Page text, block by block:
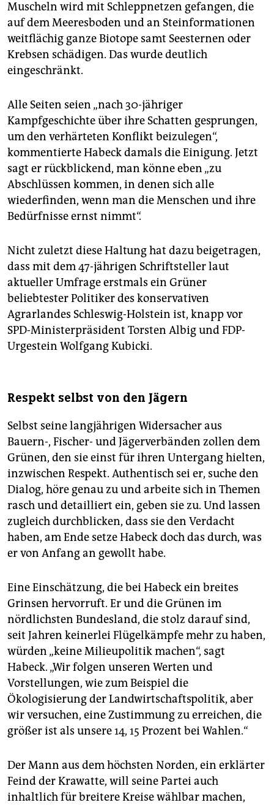
Muscheln wird mit Schleppnetzen gefangen, die
auf dem Meeresboden und an Steinformationen
weitflächig ganze Biotope samt Seesternen oder
Krebsen schädigen. Das wurde deutlich
eingeschränkt.
Alle Seiten seien „nach 30-jähriger
Kampfgeschichte über ihre Schatten gesprungen,
um den verhärteten Konflikt beizulegen“,
kommentierte Habeck damals die Einigung. Jetzt
sagt er rückblickend, man könne eben „zu
Abschlüssen kommen, in denen sich alle
wiederfinden, wenn man die Menschen und ihre
Bedürfnisse ernst nimmt“.
Nicht zuletzt diese Haltung hat dazu beigetragen,
dass mit dem 47-jährigen Schriftsteller laut
aktueller Umfrage erstmals ein Grüner
beliebtester Politiker des konservativen
Agrarlandes Schleswig-Holstein ist, knapp vor
SPD-Ministerpräsident Torsten Albig und FDP-
Urgestein Wolfgang Kubicki.
Respekt selbst von den Jägern
Selbst seine langjährigen Widersacher aus
Bauern-, Fischer- und Jägerverbänden zollen dem
Grünen, den sie einst für ihren Untergang hielten,
inzwischen Respekt. Authentisch sei er, suche den
Dialog, höre genau zu und arbeite sich in Themen
rasch und detailliert ein, geben sie zu. Und lassen
zugleich durchblicken, dass sie den Verdacht
haben, am Ende setze Habeck doch das durch, was
er von Anfang an gewollt habe.
Eine Einschätzung, die bei Habeck ein breites
Grinsen hervorruft. Er und die Grünen im
nördlichsten Bundesland, die stolz darauf sind,
seit Jahren keinerlei Flügelkämpfe mehr zu haben,
würden „keine Milieupolitik machen“, sagt
Habeck. „Wir folgen unseren Werten und
Vorstellungen, wie zum Beispiel die
Ökologisierung der Landwirtschaftspolitik, aber
wir versuchen, eine Zustimmung zu erreichen, die
größer ist als unsere 14, 15 Prozent bei Wahlen.“
Der Mann aus dem höchsten Norden, ein erklärter
Feind der Krawatte, will seine Partei auch
inhaltlich für breitere Kreise wählbar machen,